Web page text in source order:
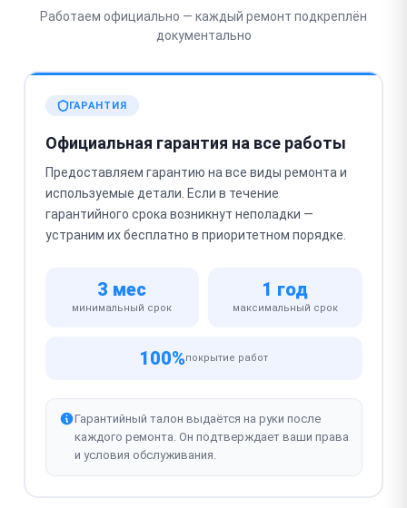
Работаем официально — каждый ремонт подкреплён
документально
ГАРАНТИЯ
Официальная гарантия на все работы
Предоставляем гарантию на все виды ремонта и
используемые детали. Если в течение
гарантийного срока возникнут неполадки —
устраним их бесплатно в приоритетном порядке.
3 мес
минимальный срок
1 год
максимальный срок
100%покрытие работ
Гарантийный талон выдаётся на руки после
каждого ремонта. Он подтверждает ваши права
и условия обслуживания.